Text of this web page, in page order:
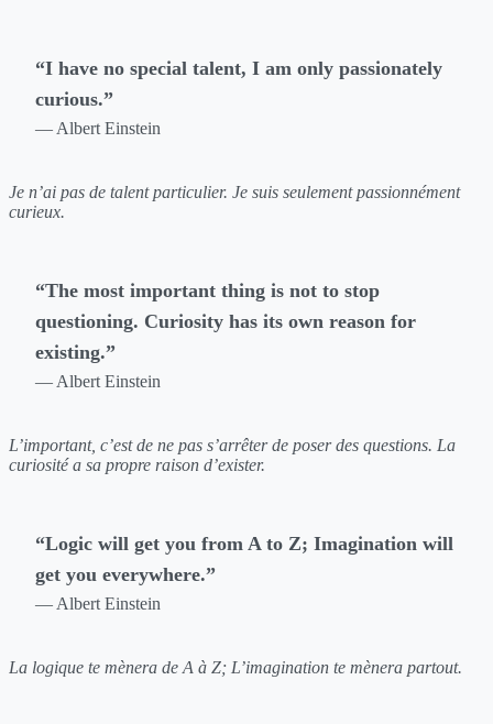
“I have no special talent, I am only passionately
curious.”
— Albert Einstein
Je n’ai pas de talent particulier. Je suis seulement passionnément
curieux.
“The most important thing is not to stop
questioning. Curiosity has its own reason for
existing.”
— Albert Einstein
L’important, c’est de ne pas s’arrêter de poser des questions. La
curiosité a sa propre raison d’exister.
“Logic will get you from A to Z; Imagination will
get you everywhere.”
— Albert Einstein
La logique te mènera de A à Z; L’imagination te mènera partout.